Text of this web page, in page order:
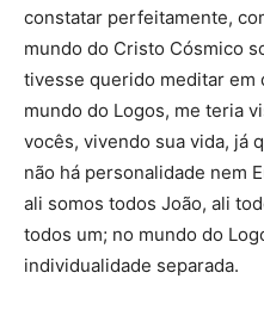
constatar perfeitamente,
mundo do Cristo Cósmico
tivesse querido meditar em
mundo do Logos, me teria
vocês, vivendo sua vida, já
não há personalidade nem
ali somos todos João, ali
todos um; no mundo do
individualidade separada.